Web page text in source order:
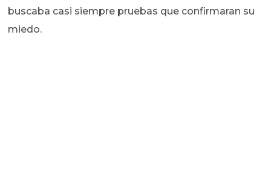
buscaba casi siempre pruebas que confirmaran su
miedo.